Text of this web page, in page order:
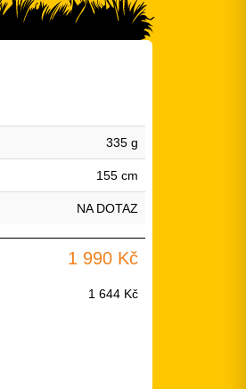
335 g
155 cm
NA DOTAZ
1 990 Kč
1 644 Kč